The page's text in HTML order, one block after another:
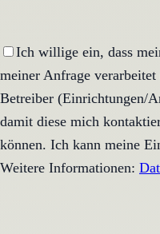
Ich willige ein, dass
meiner Anfrage verarbeitet
Betreiber (Einrichtungen/
damit diese mich
können. Ich kann meine
Weitere Informationen: